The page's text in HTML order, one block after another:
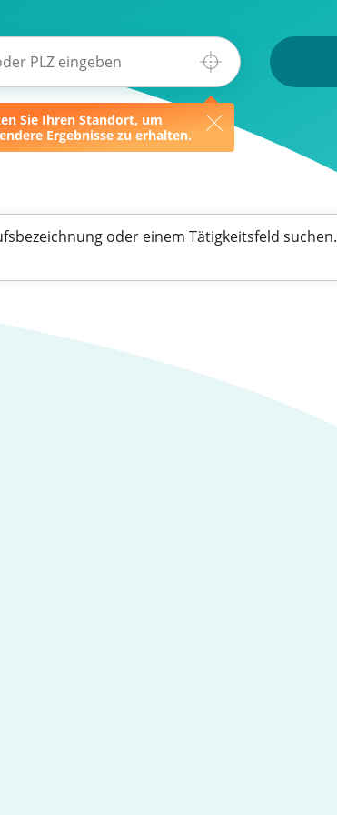
Sie Ihren Standort, um
Ergebnisse zu erhalten.
oder einem Tätigkeitsfeld suchen.